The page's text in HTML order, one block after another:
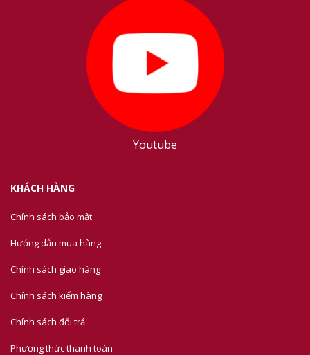
Youtube
KHÁCH HÀNG
Chính sách bảo mật
Hướng dẫn mua hàng
Chính sách giao hàng
Chính sách kiểm hàng
Chính sách đổi trả
Phương thức thanh toán